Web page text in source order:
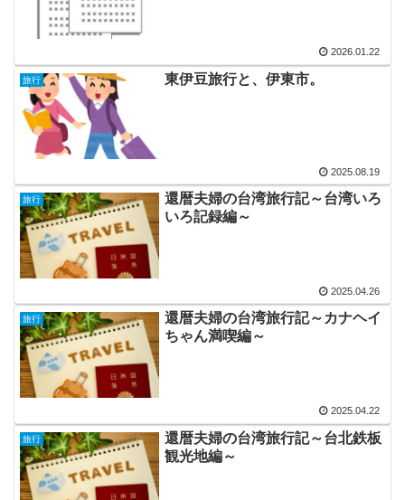
2026.01.22
旅行 東伊豆旅行と、伊東市。
2025.08.19
旅行
還暦夫婦の台湾旅行記～台湾いろ
いろ記録編～
2025.04.26
旅行
還暦夫婦の台湾旅行記～カナヘイ
ちゃん満喫編～
2025.04.22
旅行
還暦夫婦の台湾旅行記～台北鉄板
観光地編～